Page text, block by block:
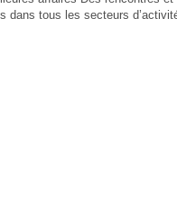
dans tous les secteurs